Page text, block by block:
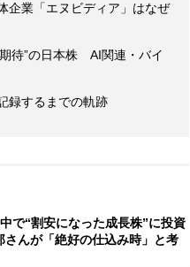
業「エヌビディア」はなぜ
待”の日本株 AI関連・バイ
録するまでの軌跡
で“割安になった成長株”に投資
んが「絶好の仕込み時」と考